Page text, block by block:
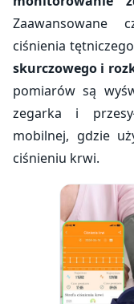
Zaawansowane
ciśnienia
skurczowego i
pomiarów są
zegarka i
mobilnej, gdzie
ciśnieniu krwi.